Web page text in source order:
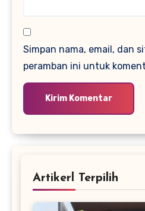
Simpan nama, email, dan
peramban ini untuk
Artikerl Terpilih